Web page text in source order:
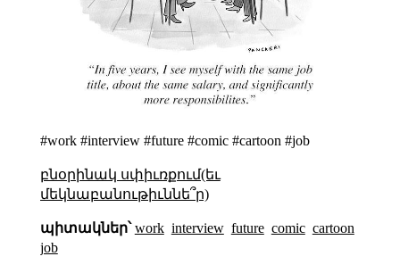
#work #interview #future #comic #cartoon #job
բնօրինակ սփիւռքում(եւ
մեկնաբանութիւննե՞ր)
պիտակներ՝ work interview future comic cartoon
job